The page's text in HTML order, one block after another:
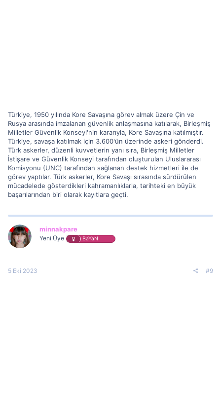
Türkiye, 1950 yılında Kore Savaşına görev almak üzere Çin ve
Rusya arasında imzalanan güvenlik anlaşmasına katılarak, Birleşmiş
Milletler Güvenlik Konseyi'nin kararıyla, Kore Savaşına katılmıştır.
Türkiye, savaşa katılmak için 3.600'ün üzerinde askeri gönderdi.
Türk askerler, düzenli kuvvetlerin yanı sıra, Birleşmiş Milletler
İstişare ve Güvenlik Konseyi tarafından oluşturulan Uluslararası
Komisyonu (UNC) tarafından sağlanan destek hizmetleri ile de
görev yaptılar. Türk askerler, Kore Savaşı sırasında sürdürülen
mücadelede gösterdikleri kahramanlıklarla, tarihteki en büyük
başarılarından biri olarak kayıtlara geçti.
minnakpare
Yeni Üye BaYaN
5 Eki 2023 #9